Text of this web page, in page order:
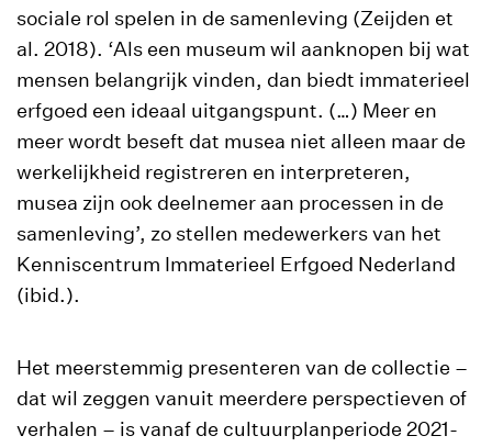
sociale rol spelen in de samenleving (Zeijden et
al. 2018). ‘Als een museum wil aanknopen bij wat
mensen belangrijk vinden, dan biedt immaterieel
erfgoed een ideaal uitgangspunt. (…) Meer en
meer wordt beseft dat musea niet alleen maar de
werkelijkheid registreren en interpreteren,
musea zijn ook deelnemer aan processen in de
samenleving’, zo stellen medewerkers van het
Kenniscentrum Immaterieel Erfgoed Nederland
(ibid.).
Het meerstemmig presenteren van de collectie –
dat wil zeggen vanuit meerdere perspectieven of
verhalen – is vanaf de cultuurplanperiode 2021-